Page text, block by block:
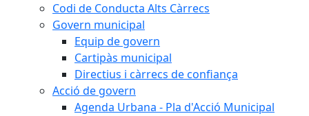
Codi de Conducta Alts Càrrecs
Govern municipal
Equip de govern
Cartipàs municipal
Directius i càrrecs de confiança
Acció de govern
Agenda Urbana - Pla d'Acció Municipal